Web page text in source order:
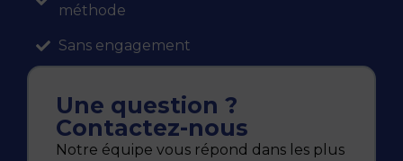
méthode
Sans engagement
Une question ?
Contactez-nous
Notre équipe vous répond dans les plus